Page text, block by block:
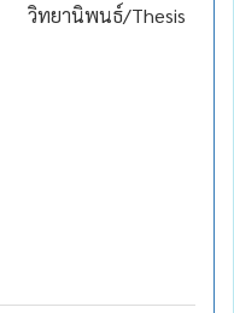
วิทยานิพนธ์/Thesis